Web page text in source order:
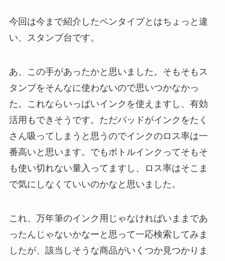
今回は今まで紹介したペンタイプとはちょっと違
い、スタンプ台です。
あ、この手があったかと思いました。そもそもス
タンプをそんなに使わないので思いつかなかっ
た。これならいっぱいインクを使えますし、有効
活用もできそうです。ただパッドがインクをたく
さん吸ってしまうと思うのでインクのロス率は一
番高いと思います。でもボトルインクってそもそ
も使い切れない量入ってますし、ロス率はそこま
で気にしなくていいのかなと思いました。
これ、万年筆のインク用じゃなければいままであ
ったんじゃないかなーと思って一応検索してみま
したが、該当しそうな商品がいくつか見つかりま